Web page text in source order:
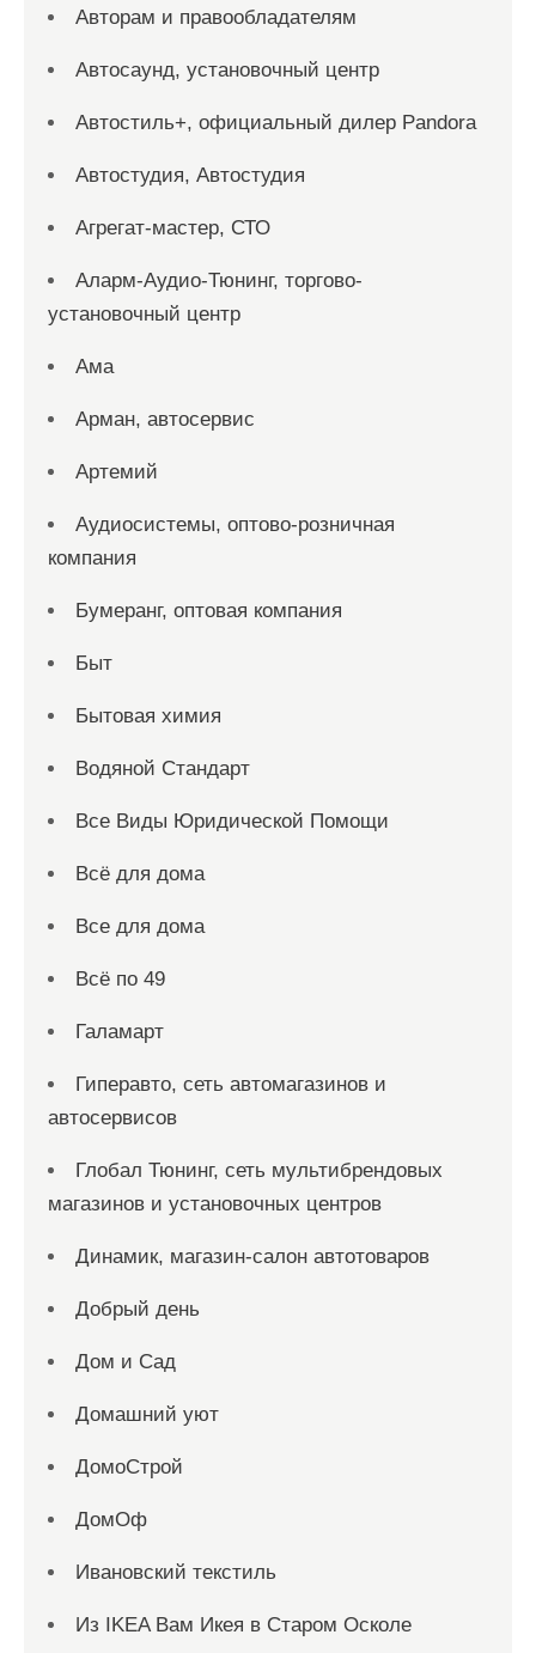
Авторам и правообладателям
Автосаунд, установочный центр
Автостиль+, официальный дилер Pandora
Автостудия, Автостудия
Агрегат-мастер, СТО
Аларм-Аудио-Тюнинг, торгово-
установочный центр
Ама
Арман, автосервис
Артемий
Аудиосистемы, оптово-розничная
компания
Бумеранг, оптовая компания
Быт
Бытовая химия
Водяной Стандарт
Все Виды Юридической Помощи
Всё для дома
Все для дома
Всё по 49
Галамарт
Гиперавто, сеть автомагазинов и
автосервисов
Глобал Тюнинг, сеть мультибрендовых
магазинов и установочных центров
Динамик, магазин-салон автотоваров
Добрый день
Дом и Сад
Домашний уют
ДомоСтрой
ДомОф
Ивановский текстиль
Из IKEA Вам Икея в Старом Осколе